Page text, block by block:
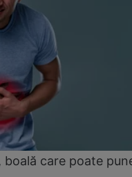
boală care poate